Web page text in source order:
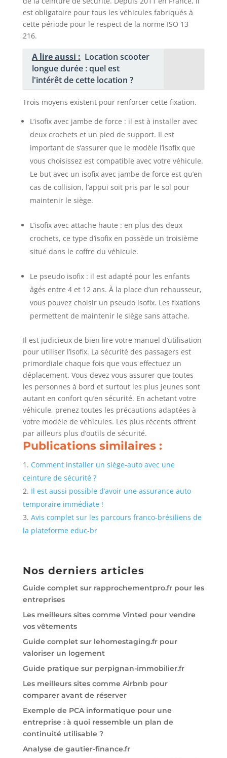
est obligatoire pour tous les véhicules fabriqués à
cette période pour le respect de la norme ISO 13
216.
A lire aussi : Location scooter
longue durée : quel est
l'intérêt de cette location ?
Trois moyens existent pour renforcer cette fixation.
L’isofix avec jambe de force : il est à installer avec
deux crochets et un pied de support. Il est
important de s’assurer que le modèle l’isofix que
vous choisissez est compatible avec votre véhicule.
Le but avec un isofix avec jambe de force est qu’en
cas de collision, l’appui soit pris par le sol pour
maintenir le siège.
L’isofix avec attache haute : en plus des deux
crochets, ce type d’isofix en possède un troisième
situé dans le coffre du véhicule.
Le pseudo isofix : il est adapté pour les enfants
âgés entre 4 et 12 ans. À la place d’un rehausseur,
vous pouvez choisir un pseudo isofix. Les fixations
permettent de maintenir le siège sans attache.
Il est judicieux de bien lire votre manuel d’utilisation
pour utiliser l’isofix. La sécurité des passagers est
primordiale chaque fois que vous effectuez un
déplacement. Vous devez vous assurer que toutes
les personnes à bord et surtout les plus jeunes sont
autant en confort qu’en sécurité. En achetant votre
véhicule, prenez toutes les précautions adaptées à
votre modèle de véhicules. Les plus récents offrent
par ailleurs plus d’outils de sécurité.
Publications similaires :
Comment installer un siège-auto avec une
ceinture de sécurité ?
Il est aussi possible d’avoir une assurance auto
temporaire immédiate !
Avis complet sur les parcours franco-brésiliens de
la plateforme educ-br
Nos derniers articles
Guide complet sur rapprochementpro.fr pour les
entreprises
Les meilleurs sites comme Vinted pour vendre
vos vêtements
Guide complet sur lehomestaging.fr pour
valoriser un logement
Guide pratique sur perpignan-immobilier.fr
Les meilleurs sites comme Airbnb pour
comparer avant de réserver
Exemple de PCA informatique pour une
entreprise : à quoi ressemble un plan de
continuité utilisable ?
Analyse de gautier-finance.fr